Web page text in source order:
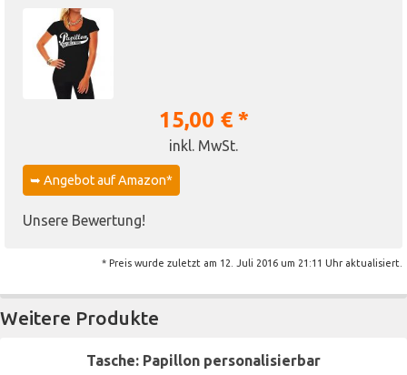
15,00 € *
inkl. MwSt.
➥ Angebot auf Amazon*
Unsere Bewertung!
* Preis wurde zuletzt am 12. Juli 2016 um 21:11 Uhr aktualisiert.
Weitere Produkte
Tasche: Papillon personalisierbar